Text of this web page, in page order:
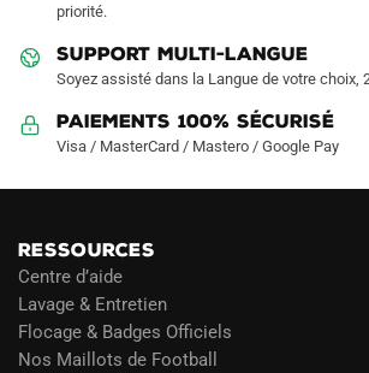
priorité.
SUPPORT MULTI-LANGUE
Soyez assisté dans la Langue de votre choix,
Paiements 100% Sécurisé
Visa / MasterCard / Mastero / Google Pay
RESSOURCES
Centre d’aide
Lavage & Entretien
Flocage & Badges Officiels
Nos Maillots de Football